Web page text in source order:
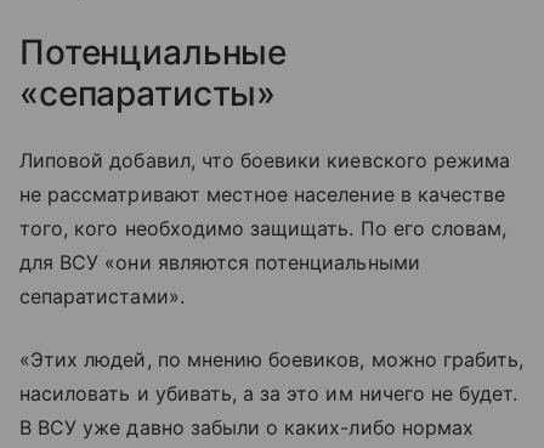
Потенциальные
«сепаратисты»
Липовой добавил, что боевики киевского режима
не рассматривают местное население в качестве
того, кого необходимо защищать. По его словам,
для ВСУ «они являются потенциальными
сепаратистами».
«Этих людей, по мнению боевиков, можно грабить,
насиловать и убивать, а за это им ничего не будет.
В ВСУ уже давно забыли о каких-либо нормах